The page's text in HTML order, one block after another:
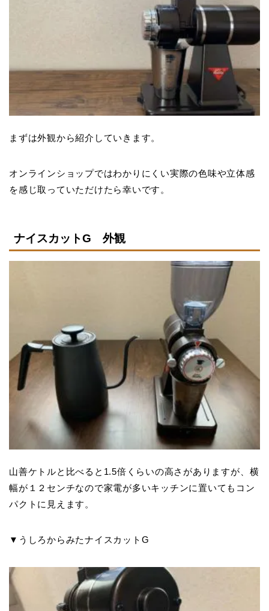
まずは外観から紹介していきます。
オンラインショップではわかりにくい実際の色味や立体感
を感じ取っていただけたら幸いです。
ナイスカットG 外観
山善ケトルと比べると1.5倍くらいの高さがありますが、横
幅が１２センチなので家電が多いキッチンに置いてもコン
パクトに見えます。
▼うしろからみたナイスカットG